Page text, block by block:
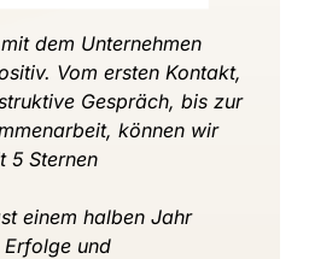
mit dem
Vom ersten
Gespräch, bis
zur
können
wir
5
einem halben
Jahr
Erfolge